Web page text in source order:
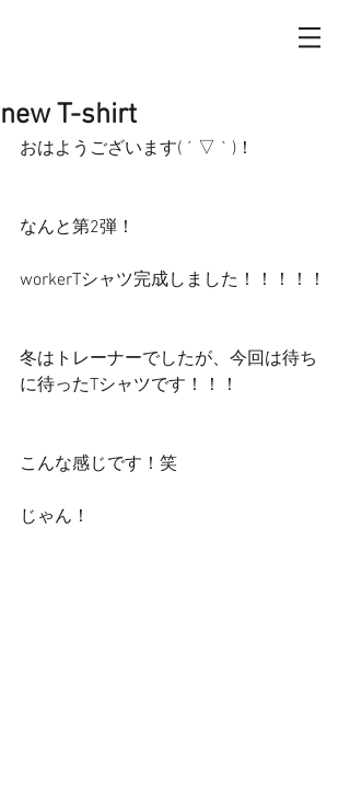
new T-shirt
おはようございます( ´ ▽ ` )！
なんと第2弾！
workerTシャツ完成しました！！！！！
冬はトレーナーでしたが、今回は待ち
に待ったTシャツです！！！
こんな感じです！笑
じゃん！